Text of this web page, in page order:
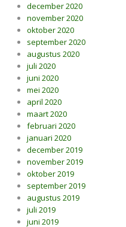
december 2020
november 2020
oktober 2020
september 2020
augustus 2020
juli 2020
juni 2020
mei 2020
april 2020
maart 2020
februari 2020
januari 2020
december 2019
november 2019
oktober 2019
september 2019
augustus 2019
juli 2019
juni 2019